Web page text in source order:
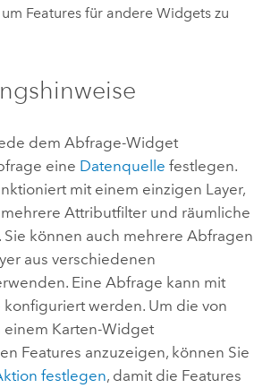
Features für andere Widgets zu
dem Abfrage-Widget
eine Datenquelle festlegen.
mit einem einzigen Layer,
Attributfilter und räumliche
können auch mehrere Abfragen
aus verschiedenen
Eine Abfrage kann mit
werden. Um die von
Karten-Widget
Features anzuzeigen, können Sie
festlegen, damit die Features